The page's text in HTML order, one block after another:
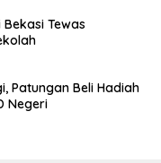
Tewas
Patungan Beli Hadiah
Negeri